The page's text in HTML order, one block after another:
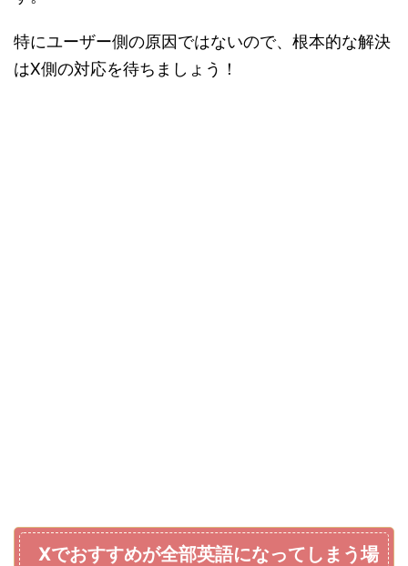
特にユーザー側の原因ではないので、根本的な解決
はX側の対応を待ちましょう！
Xでおすすめが全部英語になってしまう場